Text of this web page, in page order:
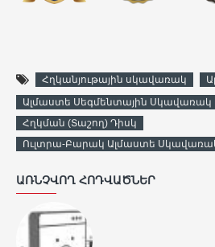
Հղկանյութային սկավառակ
Ալմաստե Սեգմենտային Սկավառակ
Հղկման (Տաշող) Դիսկ
Ուլտրա-Բարակ Ալմաստե
ԱՌՆՉՎՈՂ ՀՈԴՎԱԾՆԵՐ